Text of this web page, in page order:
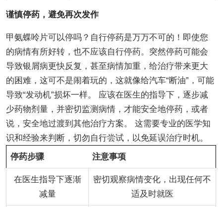
谨慎停药，避免再次发作
甲氨蝶呤片可以停吗？自行停药是万万不可的！即使您
的病情有所好转，也不应该自行停药。突然停药可能会
导致银屑病更快反复，甚至病情加重，给治疗带来更大
的困难，这可不是闹着玩的，这就像给汽车“断油”，可能
导致“发动机”损坏一样。 应该在医生的指导下，逐步减
少药物剂量，并密切监测病情，才能安全地停药，或者
说，安全地过渡到其他治疗方案。 这需要专业的医学知
识和经验来判断，切勿自行尝试，以免延误治疗时机。
停药步骤
注意事项
在医生指导下逐渐
减量
密切观察病情变化，出现任何不
适及时就医